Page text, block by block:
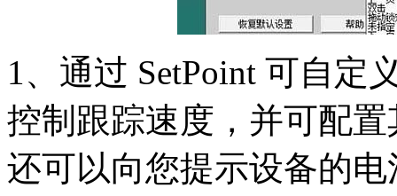
1、通过 SetPoint 可自定
控制跟踪速度，并可配
还可以向您提示设备的电